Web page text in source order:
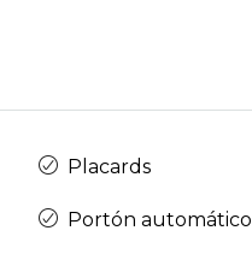
Placards
Portón automático